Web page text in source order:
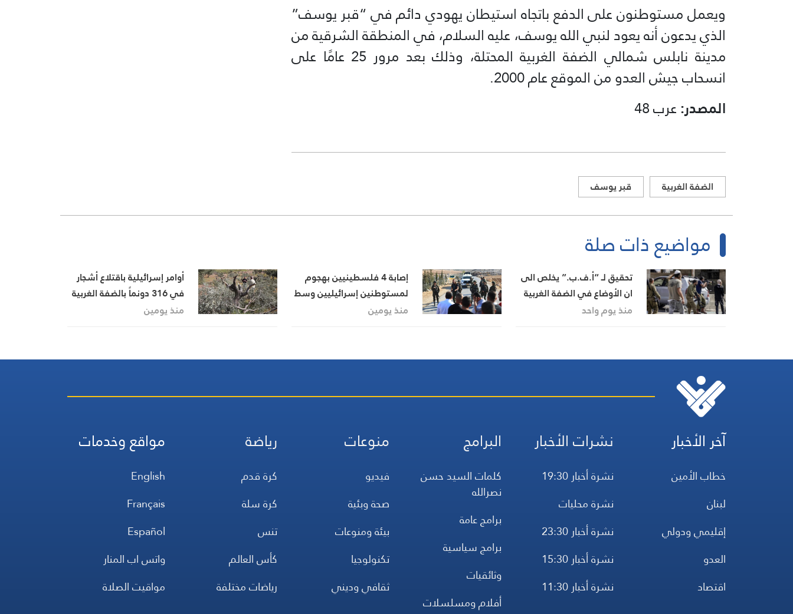
ويعمل مستوطنون على الدفع باتجاه استيطان يهودي دائم في “قبر يوسف”
الذي يدعون أنه يعود لنبي الله يوسف، عليه السلام، في المنطقة الشرقية من
مدينة نابلس شمالي الضفة الغربية المحتلة، وذلك بعد مرور 25 عامًا على
انسحاب جيش العدو من الموقع عام 2000.
المصدر:عرب 48
الضفة الغربية قبر يوسف
مواضيع ذات صلة
تحقيق لـ “أ.ف.ب.” يخلص الى
ان الأوضاع في الضفة الغربية
تدفع المسيحيين إلى الهجرة
منذ يوم واحد
إصابة 4 فلسطينيين بهجوم
لمستوطنين إسرائيليين وسط
الضفة الغربية
منذ يومين
أوامر إسرائيلية باقتلاع أشجار
في 316 دونماً بالضفة الغربية
تمهيداً للاستيطان
منذ يومين
آخر الأخبار
خطاب الأمين
لبنان
إقليمي ودولي
العدو
اقتصاد
نشرات الأخبار
نشرة أخبار 19:30
نشرة محليات
نشرة أخبار 23:30
نشرة أخبار 15:30
نشرة أخبار 11:30
البرامج
كلمات السيد حسن
نصرالله
برامج عامة
برامج سياسية
وثائقيات
أفلام ومسلسلات
منوعات
فيديو
صحة وبئية
بيئة ومنوعات
تكنولوجيا
ثقافي وديني
رياضة
كرة قدم
كرة سلة
تنس
كأس العالم
رياضات مختلفة
مواقع وخدمات
English
Français
Español
واتس اب المنار
مواقيت الصلاة